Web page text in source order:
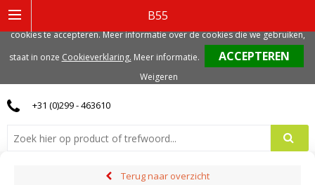
B55
0
+31 (0)299 - 463610
Terug naar overzicht
gerelateerde cookies. Voor de beste gebruikerservaring, adviseren we deze
cookies te accepteren. Meer informatie over de cookies die we gebruiken,
staat in onze Cookieverklaring. Meer informatie.
Weigeren